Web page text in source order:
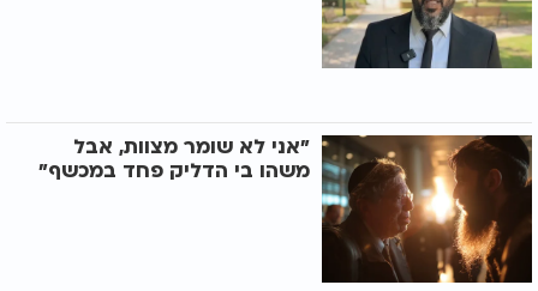
"אני לא שומר מצוות, אבל
משהו בי הדליק פחד במכשף"